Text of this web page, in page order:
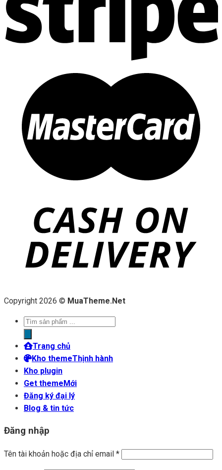
Copyright 2026 © MuaTheme.Net
Tìm
sản
phẩm
Trang chủ
Kho theme
Kho plugin
Get theme
Đăng ký đại lý
Blog & tin tức
Đăng nhập
Tên tài khoản hoặc địa chỉ email *